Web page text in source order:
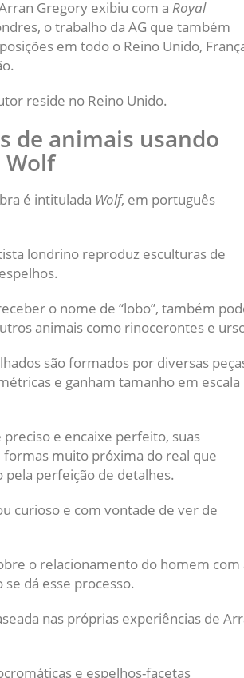
Gregory exibiu com a Royal
o trabalho da AG que também
em todo o Reino Unido,
reside no Reino Unido.
de animais usando
Wolf
é intitulada Wolf, em português
londrino reproduz esculturas de
o nome de “lobo”, também
animais como rinocerontes e
são formados por diversas
e ganham tamanho em escala
e encaixe perfeito, suas
formas muito próxima do real que
pela perfeição de detalhes.
curioso e com vontade de ver de
o relacionamento do homem com
dá esse processo.
nas próprias experiências de
e espelhos-facetas